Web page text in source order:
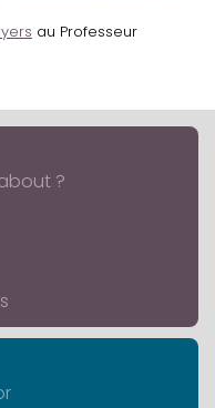
au Professeur
?